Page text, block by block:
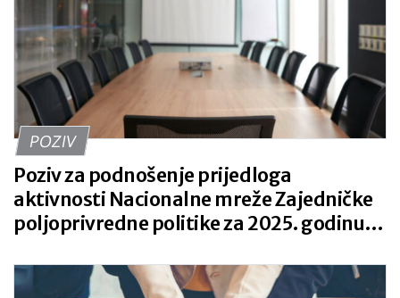
POZIV
Poziv za podnošenje prijedloga
aktivnosti Nacionalne mreže Zajedničke
poljoprivredne politike za 2025. godinu,